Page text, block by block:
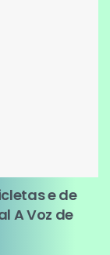
e de
A Voz de